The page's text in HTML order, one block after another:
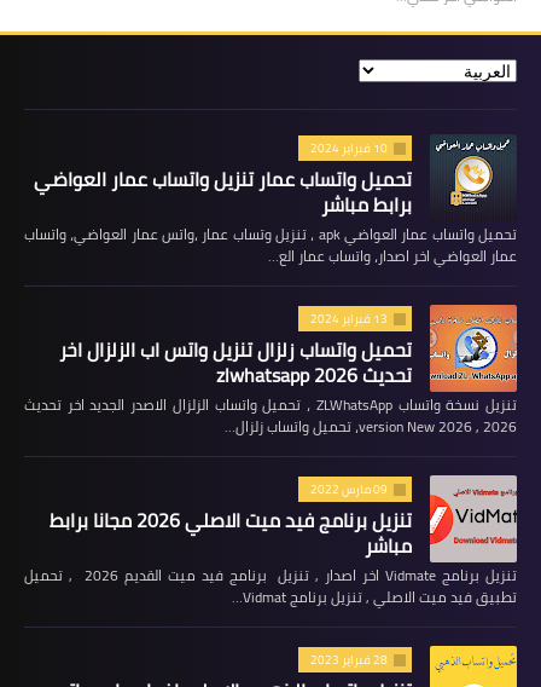
10 فبراير 2024
تحميل واتساب عمار تنزيل واتساب عمار العواضي
برابط مباشر
تحميل واتساب عمار العواضي apk ، تنزيل وتساب عمار ،واتس عمار العواضي، واتساب
عمار العواضي اخر اصدار، واتساب عمار الع…
13 فبراير 2024
تحميل واتساب زلزال تنزيل واتس اب الزلزال اخر
تحديث 2026 zlwhatsapp
تنزيل نسخة واتساب ZLWhatsApp ، تحميل واتساب الزلزال الاصدر الجديد اخر تحديث
2026 , version New 2026، تحميل واتساب زلزال…
09 مارس 2022
تنزيل برنامج فيد ميت الاصلي 2026 مجانا برابط
مباشر
تنزيل برنامج Vidmate اخر اصدار , تنزيل برنامج فيد ميت القديم 2026 , تحميل
تطبيق فيد ميت الاصلي , تنزيل برنامج Vidmat…
28 فبراير 2023